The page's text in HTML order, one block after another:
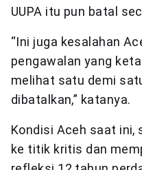
UUPA itu pun batal
“Ini juga kesalahan
pengawalan yang
melihat satu demi
dibatalkan,” katanya.
Kondisi Aceh saat ini,
ke titik kritis dan